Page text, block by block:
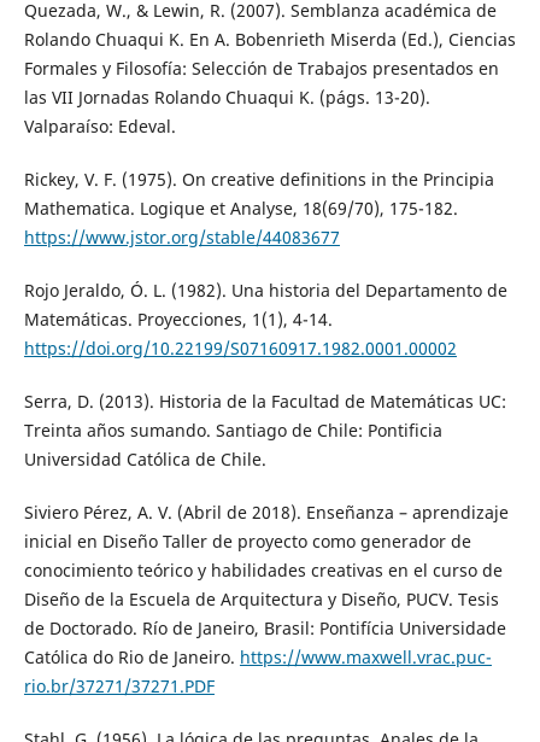
Quezada, W., & Lewin, R. (2007). Semblanza académica de
Rolando Chuaqui K. En A. Bobenrieth Miserda (Ed.), Ciencias
Formales y Filosofía: Selección de Trabajos presentados en
las VII Jornadas Rolando Chuaqui K. (págs. 13-20).
Valparaíso: Edeval.
Rickey, V. F. (1975). On creative definitions in the Principia
Mathematica. Logique et Analyse, 18(69/70), 175-182.
https://www.jstor.org/stable/44083677
Rojo Jeraldo, Ó. L. (1982). Una historia del Departamento de
Matemáticas. Proyecciones, 1(1), 4-14.
https://doi.org/10.22199/S07160917.1982.0001.00002
Serra, D. (2013). Historia de la Facultad de Matemáticas UC:
Treinta años sumando. Santiago de Chile: Pontificia
Universidad Católica de Chile.
Siviero Pérez, A. V. (Abril de 2018). Enseñanza – aprendizaje
inicial en Diseño Taller de proyecto como generador de
conocimiento teórico y habilidades creativas en el curso de
Diseño de la Escuela de Arquitectura y Diseño, PUCV. Tesis
de Doctorado. Río de Janeiro, Brasil: Pontifícia Universidade
Católica do Rio de Janeiro. https://www.maxwell.vrac.puc-
rio.br/37271/37271.PDF